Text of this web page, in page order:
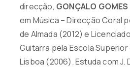
direcção, GONÇALO GOMES
em Música – Direcção Coral
de Almada (2012) e
Guitarra pela Escola Superior
Lisboa (2006). Estuda com J.